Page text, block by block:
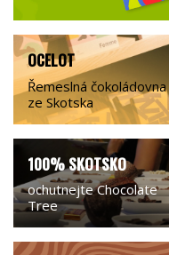
OCELOT
Řemeslná čokoládovna
ze Skotska
100% SKOTSKO
ochutnejte Chocolate
Tree